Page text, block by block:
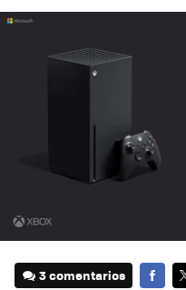
3 comentarios